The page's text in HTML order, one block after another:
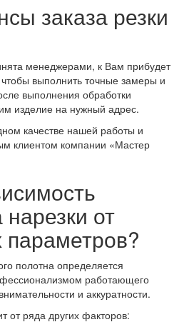
заказа резки
менеджерами, к Вам прибудет
выполнить точные замеры и
выполнения обработки
изделие на нужный адрес.
качестве нашей работы и
клиентом компании «Мастер
нарезки от
полотна определяется
работающего
и аккуратности.
от ряда других факторов: